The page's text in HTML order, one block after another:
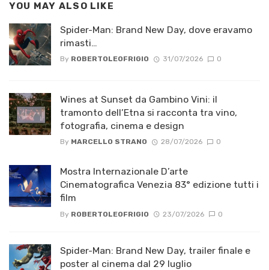
YOU MAY ALSO LIKE
Spider-Man: Brand New Day, dove eravamo
rimasti…
By ROBERTOLEOFRIGIO 31/07/2026 0
Wines at Sunset da Gambino Vini: il
tramonto dell’Etna si racconta tra vino,
fotografia, cinema e design
By MARCELLO STRANO 28/07/2026 0
Mostra Internazionale D’arte
Cinematografica Venezia 83° edizione tutti i
film
By ROBERTOLEOFRIGIO 23/07/2026 0
Spider-Man: Brand New Day, trailer finale e
poster al cinema dal 29 luglio